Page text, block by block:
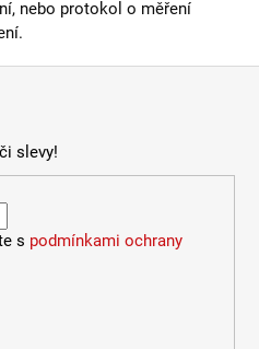
nebo protokol o měření
slevy!
s podmínkami ochrany